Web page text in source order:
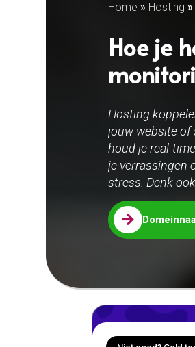
Home » Hosting »
Hoe je
Hosting
jouw website of
houd je real-
je verrassingen
stress. Denk ook
